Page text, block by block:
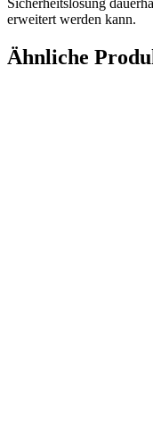
Sicherheitslösung
erweitert werden kann.
Ähnliche